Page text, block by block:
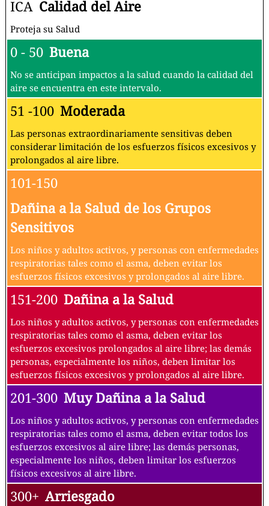
ICA Calidad del Aire
Proteja su Salud
0 - 50 Buena
No se anticipan impactos a la salud cuando la calidad del
aire se encuentra en este intervalo.
51 -100 Moderada
Las personas extraordinariamente sensitivas deben
considerar limitación de los esfuerzos físicos excesivos y
prolongados al aire libre.
101-150
Dañina a la Salud de los Grupos
Sensitivos
Los niños y adultos activos, y personas con enfermedades
respiratorias tales como el asma, deben evitar los
esfuerzos físicos excesivos y prolongados al aire libre.
151-200 Dañina a la Salud
Los niños y adultos activos, y personas con enfermedades
respiratorias tales como el asma, deben evitar los
esfuerzos excesivos prolongados al aire libre; las demás
personas, especialmente los niños, deben limitar los
esfuerzos físicos excesivos y prolongados al aire libre.
201-300 Muy Dañina a la Salud
Los niños y adultos activos, y personas con enfermedades
respiratorias tales como el asma, deben evitar todos los
esfuerzos excesivos al aire libre; las demás personas,
especialmente los niños, deben limitar los esfuerzos
físicos excesivos al aire libre.
300+ Arriesgado